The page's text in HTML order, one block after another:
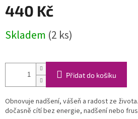
440 Kč
cena:
Skladem (2 ks)
Přidat do košíku
Obnovuje nadšení, vášeň a radost ze života.
dočasně cítí bez energie, nadšení nebo